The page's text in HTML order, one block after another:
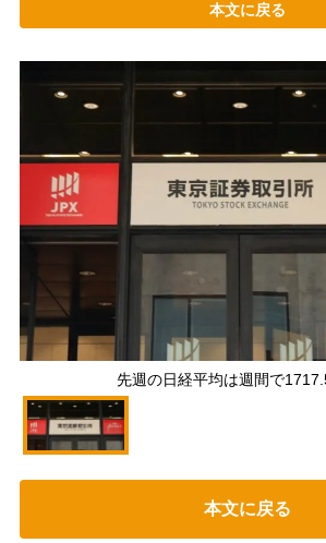
本文に戻る
先週の日経平均は週間で
本文に戻る